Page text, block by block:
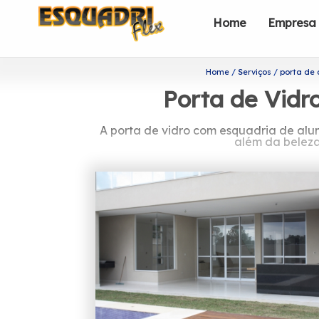
Home Empresa
Home Serviços porta de
Porta de
A porta de vidro com esquadria de
além da
Procurando por
A Esquadriflex teve a sua fundação
profissionais é formada somente por
Buscando porta de vidro com
ajuda da Esquadriflex. A instituição
trabalho da Esquadriflex, é possivel
sempre obter a perfeição que nossos